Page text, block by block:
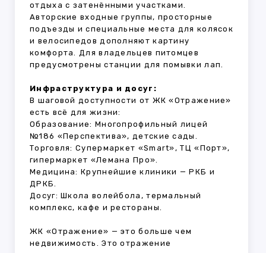
отдыха с затенёнными участками.
Авторские входные группы, просторные
подъезды и специальные места для колясок
и велосипедов дополняют картину
комфорта. Для владельцев питомцев
предусмотрены станции для помывки лап.
Инфраструктура и досуг:
В шаговой доступности от ЖК «Отражение»
есть всё для жизни:
Образование: Многопрофильный лицей
№186 «Перспектива», детские сады.
Торговля: Супермаркет «Smart», ТЦ «Порт»,
гипермаркет «Лемана Про».
Медицина: Крупнейшие клиники — РКБ и
ДРКБ.
Досуг: Школа волейбола, термальный
комплекс, кафе и рестораны.
ЖК «Отражение» — это больше чем
недвижимость. Это отражение